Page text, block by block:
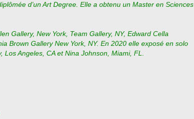
d’un Art Degree. Elle a obtenu un Master en Sciences
Gallery, New York, Team Gallery, NY, Edward Cella
Brown Gallery New York, NY. En 2020 elle exposé en solo
Los Angeles, CA et Nina Johnson, Miami, FL.